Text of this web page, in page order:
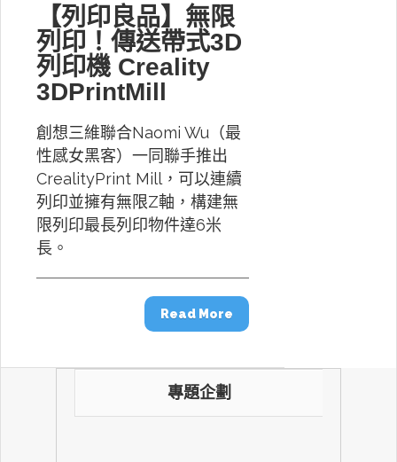
【列印良品】無限
列印！傳送帶式3D
列印機 Creality
3DPrintMill
創想三維聯合Naomi Wu（最
性感女黑客）一同聯手推出
CrealityPrint Mill，可以連續
列印並擁有無限Z軸，構建無
限列印最長列印物件達6米
長。
Read More
專題企劃